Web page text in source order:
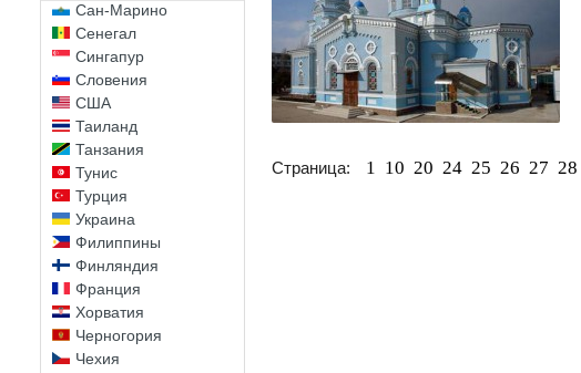
Сан-Марино
Сенегал
Сингапур
Словения
США
Таиланд
Танзания
Тунис
Турция
Украина
Филиппины
Финляндия
Франция
Хорватия
Черногория
Чехия
Страница: 1 10 20 24 25 26 27 28